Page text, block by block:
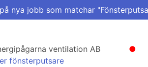
nya jobb som matchar
●
ventilation AB
fönsterputsare